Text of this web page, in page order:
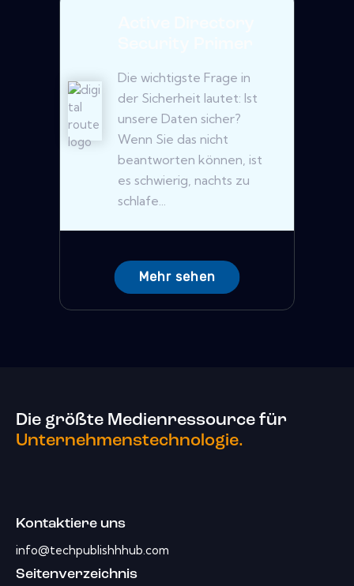
Die wichtigste Frage in
der Sicherheit lautet: Ist
unsere Daten sicher?
Wenn Sie das nicht
beantworten können, ist
es schwierig, nachts zu
schlafe...
Mehr sehen
Die größte Medienressource für
Unternehmenstechnologie.
Kontaktiere uns
info@techpublishhhub.com
Seitenverzeichnis